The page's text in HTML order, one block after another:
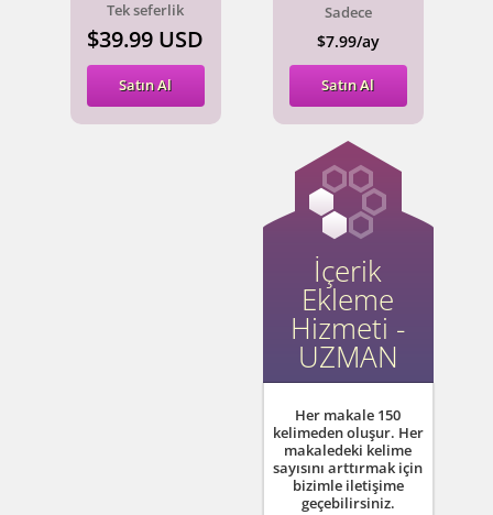
Tek seferlik
$39.99 USD
Satın Al
Sadece
$7.99/ay
Satın Al
İçerik
Ekleme
Hizmeti -
UZMAN
Her makale 150
kelimeden oluşur. Her
makaledeki kelime
sayısını arttırmak için
bizimle iletişime
geçebilirsiniz.